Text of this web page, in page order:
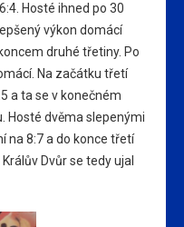
Hosté ihned po 30
výkon domácí
druhé třetiny. Po
Na začátku třetí
a ta se v konečném
Hosté dvěma slepenými
na 8:7 a do konce třetí
Dvůr se tedy ujal